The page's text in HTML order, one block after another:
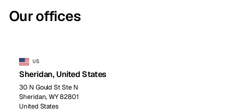
Our offices
US
Sheridan, United States
30 N Gould St Ste N
Sheridan, WY 82801
United States